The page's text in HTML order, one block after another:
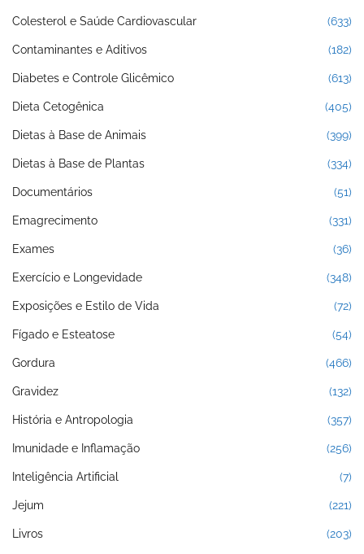
Colesterol e Saúde Cardiovascular (633)
Contaminantes e Aditivos (182)
Diabetes e Controle Glicêmico (613)
Dieta Cetogênica (405)
Dietas à Base de Animais (399)
Dietas à Base de Plantas (334)
Documentários (51)
Emagrecimento (331)
Exames (36)
Exercício e Longevidade (348)
Exposições e Estilo de Vida (72)
Fígado e Esteatose (54)
Gordura (466)
Gravidez (132)
História e Antropologia (357)
Imunidade e Inflamação (256)
Inteligência Artificial (7)
Jejum (221)
Livros (203)